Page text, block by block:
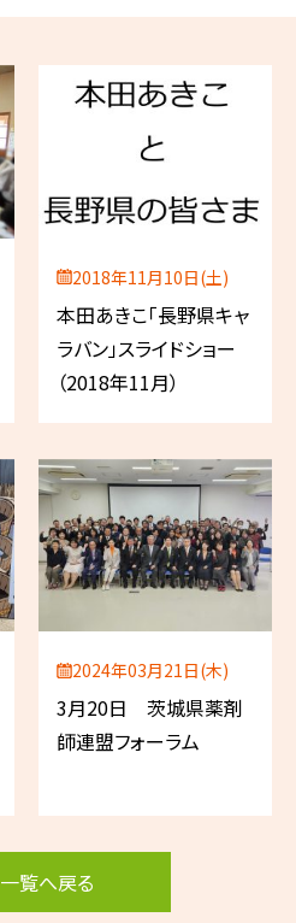
2018年11月10日(土)
本田あきこ「長野県キャ
ラバン」スライドショー
（2018年11月）
2024年03月21日(木)
3月20日 茨城県薬剤
師連盟フォーラム
一覧へ戻る